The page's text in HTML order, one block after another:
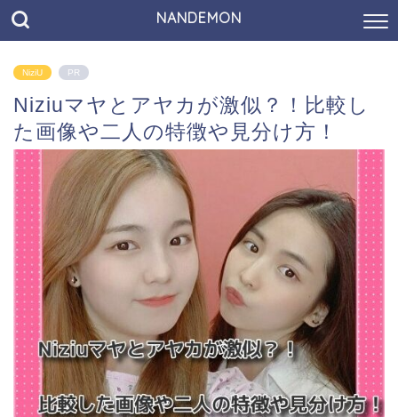
NANDEMON
NiziU PR
Niziuマヤとアヤカが激似？！比較し
た画像や二人の特徴や見分け方！